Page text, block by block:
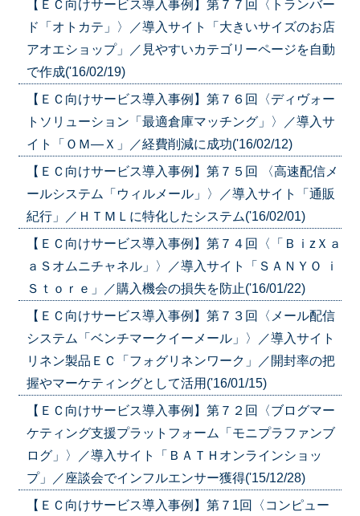
【ＥＣ向けサービス導入事例】第７７回〈トランバー
ド「オトカテ」〉／導入サイト「大きいサイズのお店
アオエショップ」／見やすいカテゴリーページを自動
で作成('16/02/19)
【ＥＣ向けサービス導入事例】第７６回〈ディヴォー
トソリューション「最適倉庫マッチング」〉／導入サ
イト「ＯＭ―Ｘ」／経費削減に成功('16/02/12)
【ＥＣ向けサービス導入事例】第７５回 〈高速配信メ
ールシステム「ウィルメール」〉／導入サイト「通販
紀行」／ＨＴＭＬに特化したシステム('16/02/01)
【ＥＣ向けサービス導入事例】第７４回〈「ＢｉzＸａ
ａＳオムニチャネル」〉／導入サイト「ＳＡＮＹＯ ｉ
Ｓｔｏｒｅ」／購入機会の損失を防止('16/01/22)
【ＥＣ向けサービス導入事例】第７３回〈メール配信
システム「ベンチマークイーメール」〉／導入サイト
リネン製品ＥＣ「フォグリネンワーク」／開封率の把
握やマーケティングとして活用('16/01/15)
【ＥＣ向けサービス導入事例】第７２回〈ブログマー
ケティング支援プラットフォーム「モニプラファンブ
ログ」〉／導入サイト「ＢＡＴＨオンラインショッ
プ」／座談会でインフルエンサー獲得('15/12/28)
【ＥＣ向けサービス導入事例】第７1回〈コンピュー